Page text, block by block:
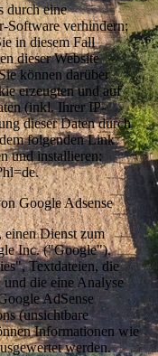
durch eine
Software verhindern;
in diesem Fall
dieser Website
können darüber
erzeugten und auf
(inkl. Ihrer IP-
dieser Daten durch
folgenden Link
und installieren:
Google Adsense
einen Dienst zum
Inc. ("Google").
Textdateien, die
die eine Analyse
AdSense
(unsichtbare
Informationen wie
werden.